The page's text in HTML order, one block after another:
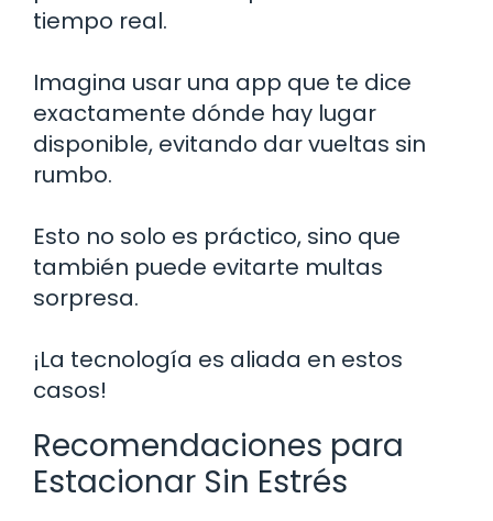
tiempo real.
Imagina usar una app que te dice
exactamente dónde hay lugar
disponible, evitando dar vueltas sin
rumbo.
Esto no solo es práctico, sino que
también puede evitarte multas
sorpresa.
¡La tecnología es aliada en estos
casos!
Recomendaciones para
Estacionar Sin Estrés